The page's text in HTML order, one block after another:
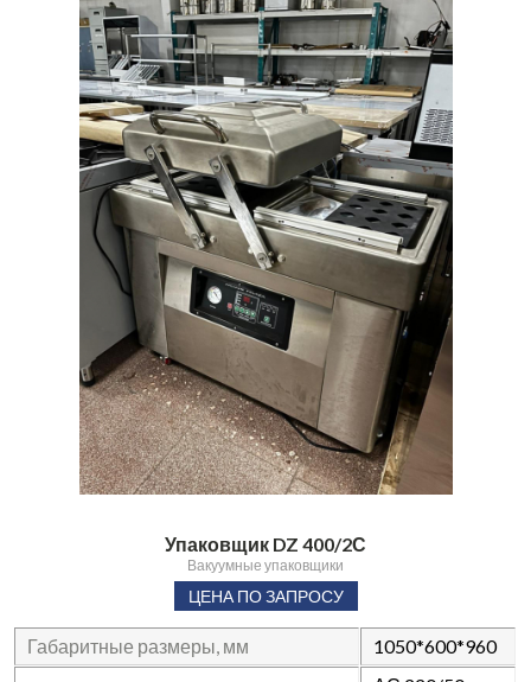
Упаковщик DZ 400/2С
Вакуумные упаковщики
ЦЕНА ПО ЗАПРОСУ
Габаритные размеры, мм
1050*600*960